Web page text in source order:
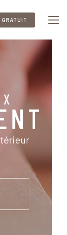
GRATUIT